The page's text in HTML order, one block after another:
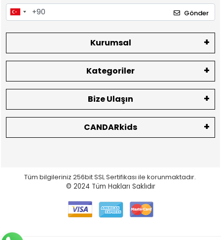
Gönder
Kurumsal
Kategoriler
Bize Ulaşın
CANDARkids
Tüm bilgileriniz 256bit SSL Sertifikası ile korunmaktadır.
© 2024 Tüm Hakları Saklıdır